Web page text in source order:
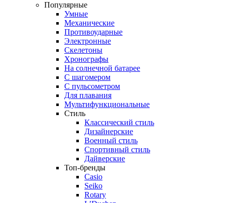
Популярные
Умные
Механические
Противоударные
Электронные
Скелетоны
Хронографы
На солнечной батарее
С шагомером
С пульсометром
Для плавания
Мультифункциональные
Стиль
Классический стиль
Дизайнерские
Военный стиль
Спортивный стиль
Дайверские
Топ-бренды
Casio
Seiko
Rotary